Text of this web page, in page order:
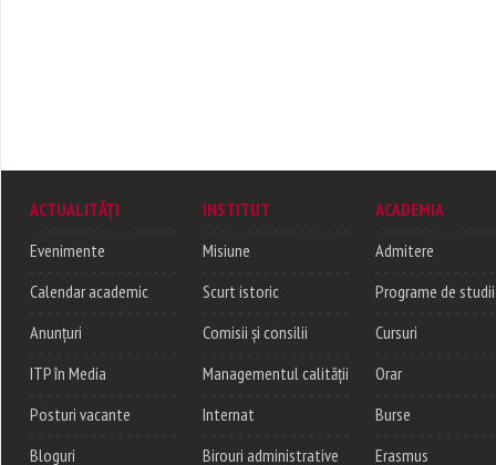
ACTUALITĂȚI
Evenimente
Calendar academic
Anunțuri
ITP în Media
Posturi vacante
Bloguri
INSTITUT
Misiune
Scurt istoric
Comisii și consilii
Managementul calității
Internat
Birouri administrative
ACADEMIA
Admitere
Programe de studii
Cursuri
Orar
Burse
Erasmus